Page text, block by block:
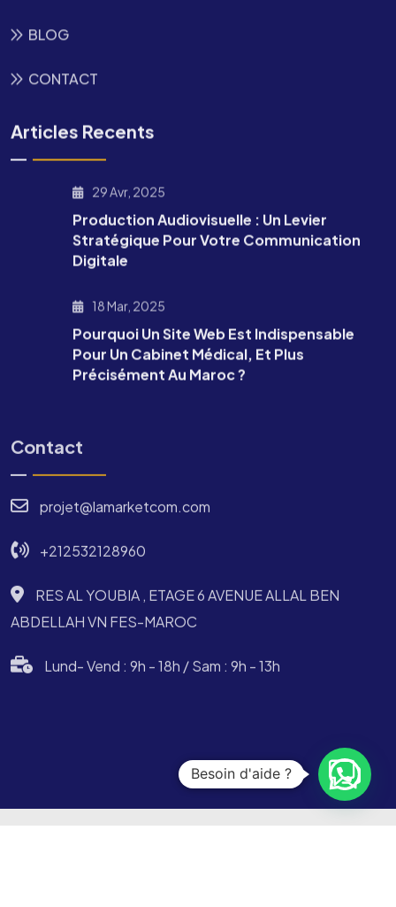
BLOG
CONTACT
Articles Recents
29 Avr, 2025
Production Audiovisuelle : Un Levier
Stratégique Pour Votre Communication
Digitale
18 Mar, 2025
Pourquoi Un Site Web Est Indispensable
Pour Un Cabinet Médical, Et Plus
Précisément Au Maroc ?
Contact
projet@lamarketcom.com
+212532128960
RES AL YOUBIA , ETAGE 6 AVENUE ALLAL BEN
ABDELLAH VN FES-MAROC
Lund- Vend : 9h - 18h / Sam : 9h - 13h
Besoin d'aide ?